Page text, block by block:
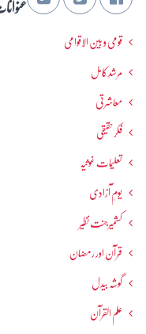
قومی و بین الاقوامی
مرشدِ کامل
معاشرتی
فکرحقیقی
تعلیمات غوثیہ
یومِ آزادی
کشمیرجنت نظیر
قرآن اور رمضان
گوشہ بیدل
علم القرآن